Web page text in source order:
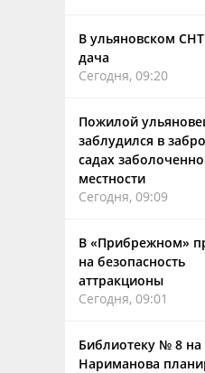
В ульяновском СНТ
дача
Сегодня, 09:20
Пожилой
заблудился в
садах
местности
Сегодня, 09:09
В «Прибрежном»
на безопасность
аттракционы
Сегодня, 09:01
Библиотеку № 8 на
Нариманова